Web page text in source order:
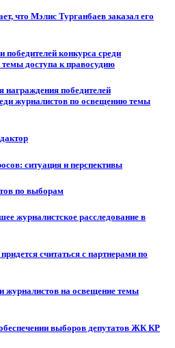
что Мэлис Турганбаев заказал его
конкурса среди
доступа к правосудию
награждения победителей
журналистов по освещению темы
ситуация и перспективы
по выборам
журналистское расследование в
считаться с партнерами по
журналистов на освещение темы
выборов депутатов ЖК КР